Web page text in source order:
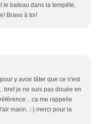
le bateau dans la tempête,
Bravo à toi!
y avoir tâter que ce n'est
bref je ne suis pas douée en
ca me rappelle
marin. ;-) merci pour la